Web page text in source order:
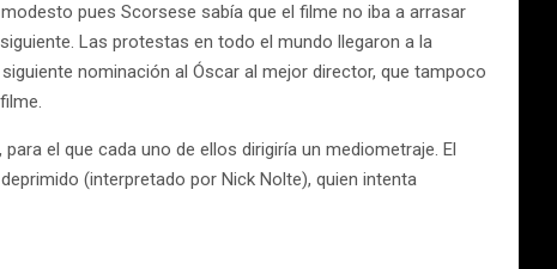
pues Scorsese sabía que el filme no iba a arrasar
Las protestas en todo el mundo llegaron a la
nominación al Óscar al mejor director, que tampoco
el que cada uno de ellos dirigiría un mediometraje. El
(interpretado por Nick Nolte), quien intenta